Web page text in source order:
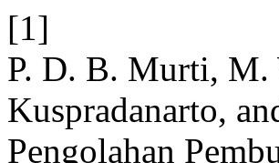
[1]
P. D. B. Murti, M.
Kuspradanarto,
Pengolahan